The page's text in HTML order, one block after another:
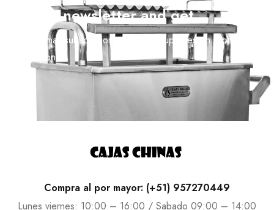
Join our newsletter and get…
Join our email subscription now to get updates on promotions
and coupons.
Compra al por mayor: (+51) 957270449
Lunes viernes: 10:00 – 16:00 / Sabado 09:00 – 14:00